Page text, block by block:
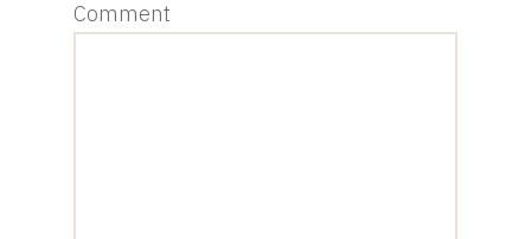
Comment